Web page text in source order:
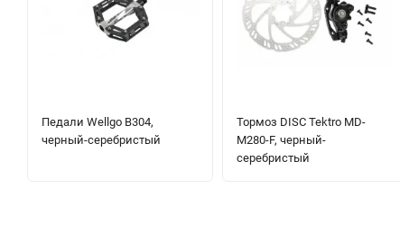
Педали Wellgo B304,
черный-серебристый
Тормоз DISC Tektro MD-
M280-F, черный-
серебристый